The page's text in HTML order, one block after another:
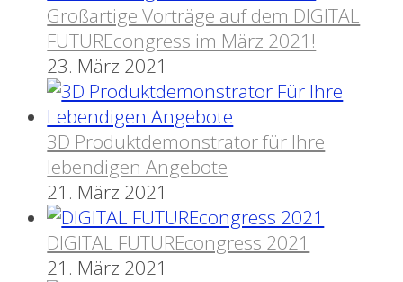
Großartige Vorträge auf dem DIGITAL
FUTUREcongress im März 2021!
23. März 2021
3D Produktdemonstrator für Ihre
lebendigen Angebote
21. März 2021
DIGITAL FUTUREcongress 2021
21. März 2021